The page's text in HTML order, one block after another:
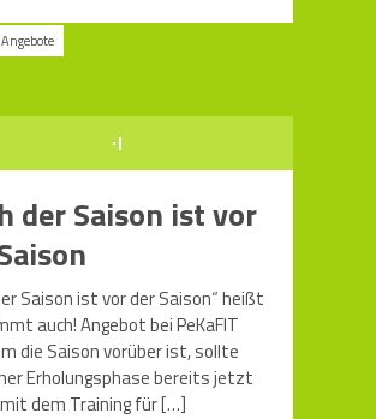
Angebote
der Saison ist vor
Saison ist vor der Saison“ heißt
auch! Angebot bei PeKaFIT
die Saison vorüber ist, sollte
Erholungsphase bereits jetzt
dem Training für[…]